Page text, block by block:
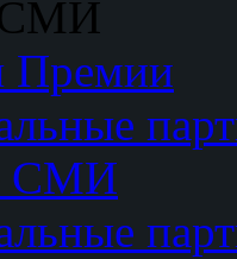
СМИ
Премии
СМИ